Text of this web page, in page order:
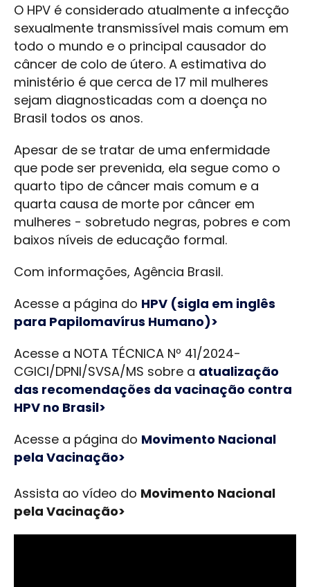
O HPV é considerado atualmente a infecção
sexualmente transmissível mais comum em
todo o mundo e o principal causador do
câncer de colo de útero. A estimativa do
ministério é que cerca de 17 mil mulheres
sejam diagnosticadas com a doença no
Brasil todos os anos.
Apesar de se tratar de uma enfermidade
que pode ser prevenida, ela segue como o
quarto tipo de câncer mais comum e a
quarta causa de morte por câncer em
mulheres - sobretudo negras, pobres e com
baixos níveis de educação formal.
Com informações, Agência Brasil.
Acesse a página do HPV (sigla em inglês
para Papilomavírus Humano)>
Acesse a NOTA TÉCNICA Nº 41/2024-
CGICI/DPNI/SVSA/MS sobre a atualização
das recomendações da vacinação contra
HPV no Brasil>
Acesse a página do Movimento Nacional
pela Vacinação>
Assista ao vídeo do Movimento Nacional
pela Vacinação>